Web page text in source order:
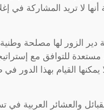
أنها لا تريد المشاركة في
دير الزور لها مصلحة
مستعدة للتوافق مع
يمكنها القيام بهذا
والعشائر العربية